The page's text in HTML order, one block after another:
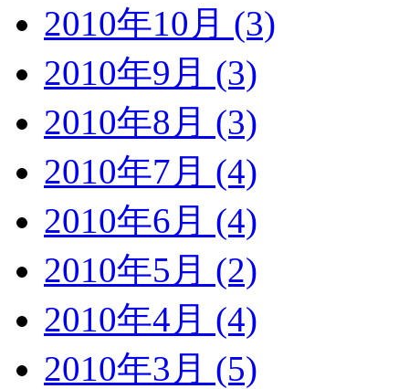
2010年10月 (3)
2010年9月 (3)
2010年8月 (3)
2010年7月 (4)
2010年6月 (4)
2010年5月 (2)
2010年4月 (4)
2010年3月 (5)